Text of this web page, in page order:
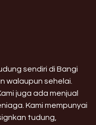
sendiri di Bangi
walaupun sehelai.
juga ada menjual
Kami mempunyai
tudung,